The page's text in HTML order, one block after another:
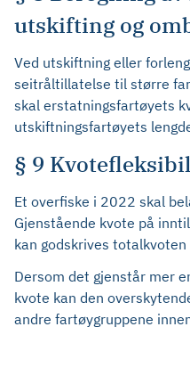
utskifting og
Ved utskiftning eller
seitråltillatelse til større
skal erstatningsfartøyets
utskiftningsfartøyets
§ 9
Et overfiske i 2022 skal
Gjenstående kvote på
kan godskrives
Dersom det gjenstår mer
kvote kan den
andre fartøygruppene